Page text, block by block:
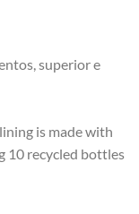
superior e
is made with
10 recycled bottles